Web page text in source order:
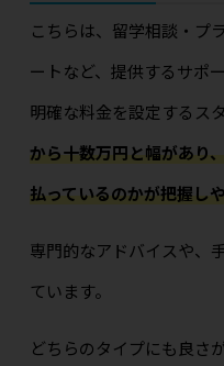
こちらは、留学相談・プ
ートなど、提供するサポ
明確な料金を設定するス
から十数万円と幅があり
払っているのかが把握し
専門的なアドバイスや、
ています。
どちらのタイプにも良さ